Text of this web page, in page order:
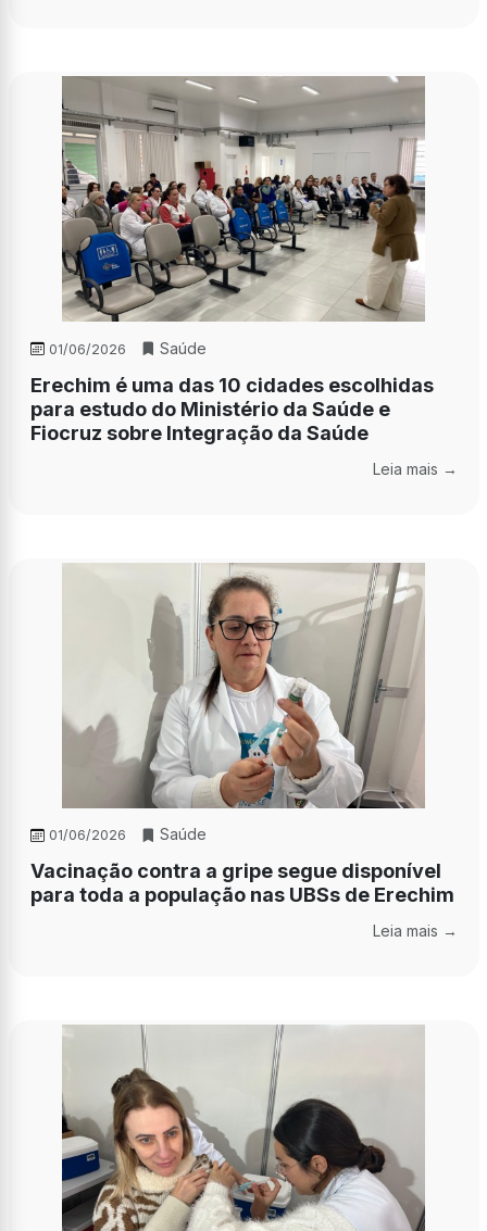
01/06/2026 Saúde
Erechim é uma das 10 cidades escolhidas
para estudo do Ministério da Saúde e
Fiocruz sobre Integração da Saúde
Leia mais →
01/06/2026 Saúde
Vacinação contra a gripe segue disponível
para toda a população nas UBSs de Erechim
Leia mais →